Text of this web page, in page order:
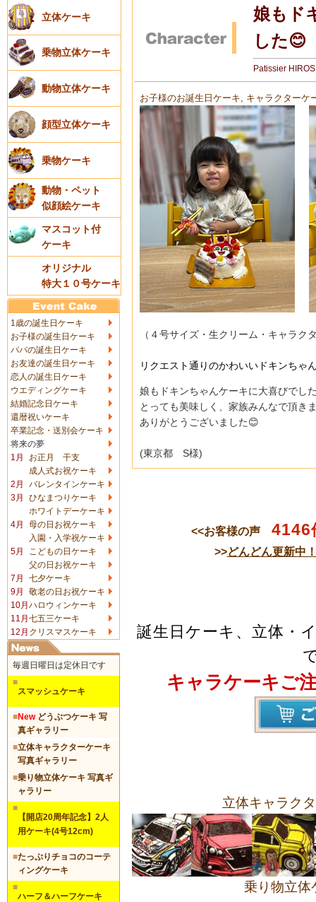
立体ケーキ
乗物立体ケーキ
動物立体ケーキ
顔型立体ケーキ
乗物ケーキ
動物・ペット
似顔絵ケーキ
マスコット付
ケーキ
オリジナル
特大１０号ケーキ
1歳の誕生日ケーキ
お子様の誕生日ケーキ
パパの誕生日ケーキ
お友達の誕生日ケーキ
恋人の誕生日ケーキ
ウエディングケーキ
結婚記念日ケーキ
還暦祝いケーキ
卒業記念・送別会ケーキ
将来の夢
1月
お正月 干支
成人式お祝ケーキ
2月
バレンタインケーキ
3月
ひなまつりケーキ
ホワイトデーケーキ
4月
母の日お祝ケーキ
入園・入学祝ケーキ
5月
こどもの日ケーキ
父の日お祝ケーキ
7月
七夕ケーキ
9月
敬老の日お祝ケーキ
10月 ハロウィンケーキ
11月 七五三ケーキ
12月 クリスマスケーキ
毎週日曜日は定休日です
■
スマッシュケーキ
■Newどうぶつケーキ 写
真ギャラリー
■立体キャラクターケーキ
写真ギャラリー
■乗り物立体ケーキ 写真ギ
ャラリー
■
【開店20周年記念】2人
用ケーキ(4号12cm)
■たっぷりチョコのコーテ
ィングケーキ
■
ハーフ＆ハーフケーキ
娘もド
した😊
Patissier
お子様のお誕生日ケーキ キャラクターケ
（４号サイズ・生クリーム・キャラク
リクエスト通りのかわいいドキンちゃ
娘もドキンちゃんケーキに大喜びでし
とっても美味しく、家族みんなで頂き
ありがとうございました😊
(東京都 S様)
<<お客様の声 4146
>>どんどん更新中
誕生日ケーキ、立体・
キャラケーキご
立体キャラク
乗り物立体